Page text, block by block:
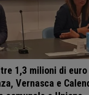
1,3 milioni di
Vernasca e